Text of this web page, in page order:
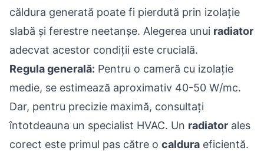
căldura generată poate fi pierdută prin izolație
slabă și ferestre neetanșe. Alegerea unui radiator
adecvat acestor condiții este crucială.
Regula generală: Pentru o cameră cu izolație
medie, se estimează aproximativ 40-50 W/mc.
Dar, pentru precizie maximă, consultați
întotdeauna un specialist HVAC. Un radiator ales
corect este primul pas către o caldura eficientă.